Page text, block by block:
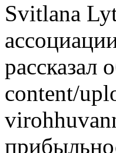
Svitlana
рассказал
content/